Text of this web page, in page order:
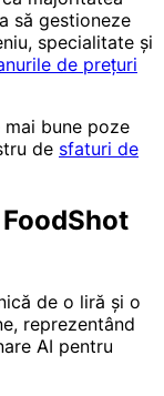
să gestioneze
specialitate și
de prețuri
bune poze
de sfaturi de
de o liră și o
reprezentând
AI pentru